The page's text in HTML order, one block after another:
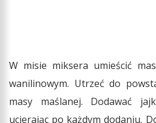
W misie miksera umieścić
wanilinowym. Utrzeć do
masy maślanej. Dodawać
ucierając po każdym dodaniu.